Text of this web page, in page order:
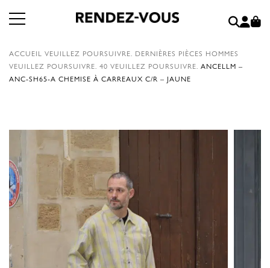
ACCUEIL VEUILLEZ POURSUIVRE. DERNIÈRES PIÈCES HOMMES
VEUILLEZ POURSUIVRE. 40 VEUILLEZ POURSUIVRE. ANCELLM –
ANC-SH65-A CHEMISE À CARREAUX C/R – JAUNE